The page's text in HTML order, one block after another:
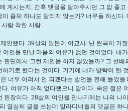
계시는지, 간혹 댓글을 달아주시던 그 맘 좋고
좀체 하나도 달리지 않는가? 너무들 하신다.
람 착한 사람.
안했다. 39살의 일본어 여교사. 난 완곡히 거
인을 만날 마음의 여유가 없던 것이었다. 내
판단에서 그런 제안을 하지 않았을까? 그 선배
기로 했다는 것이다. 거기에 내가 발탁이 된
너무 어려서 안 되겠다는 발언을 전해 들었을
. 여유가 아직 없다했으니 말이다. 속은 젊은
된장이다. 28살의 여인을 만나기에는 나의 나
열심히 글을 쓰는데 알라디너들의 댓글은 하